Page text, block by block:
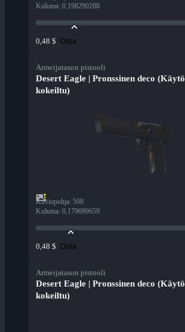
Kuluma: 0,198290288
0,48 $ Osta
Armeijatason pistooli
Desert Eagle | Pronssinen deco
kokeiltu)
Kuviopohja: 508
Kuluma: 0,179699659
0,48 $ Osta
Armeijatason pistooli
Desert Eagle | Pronssinen deco
kokeiltu)